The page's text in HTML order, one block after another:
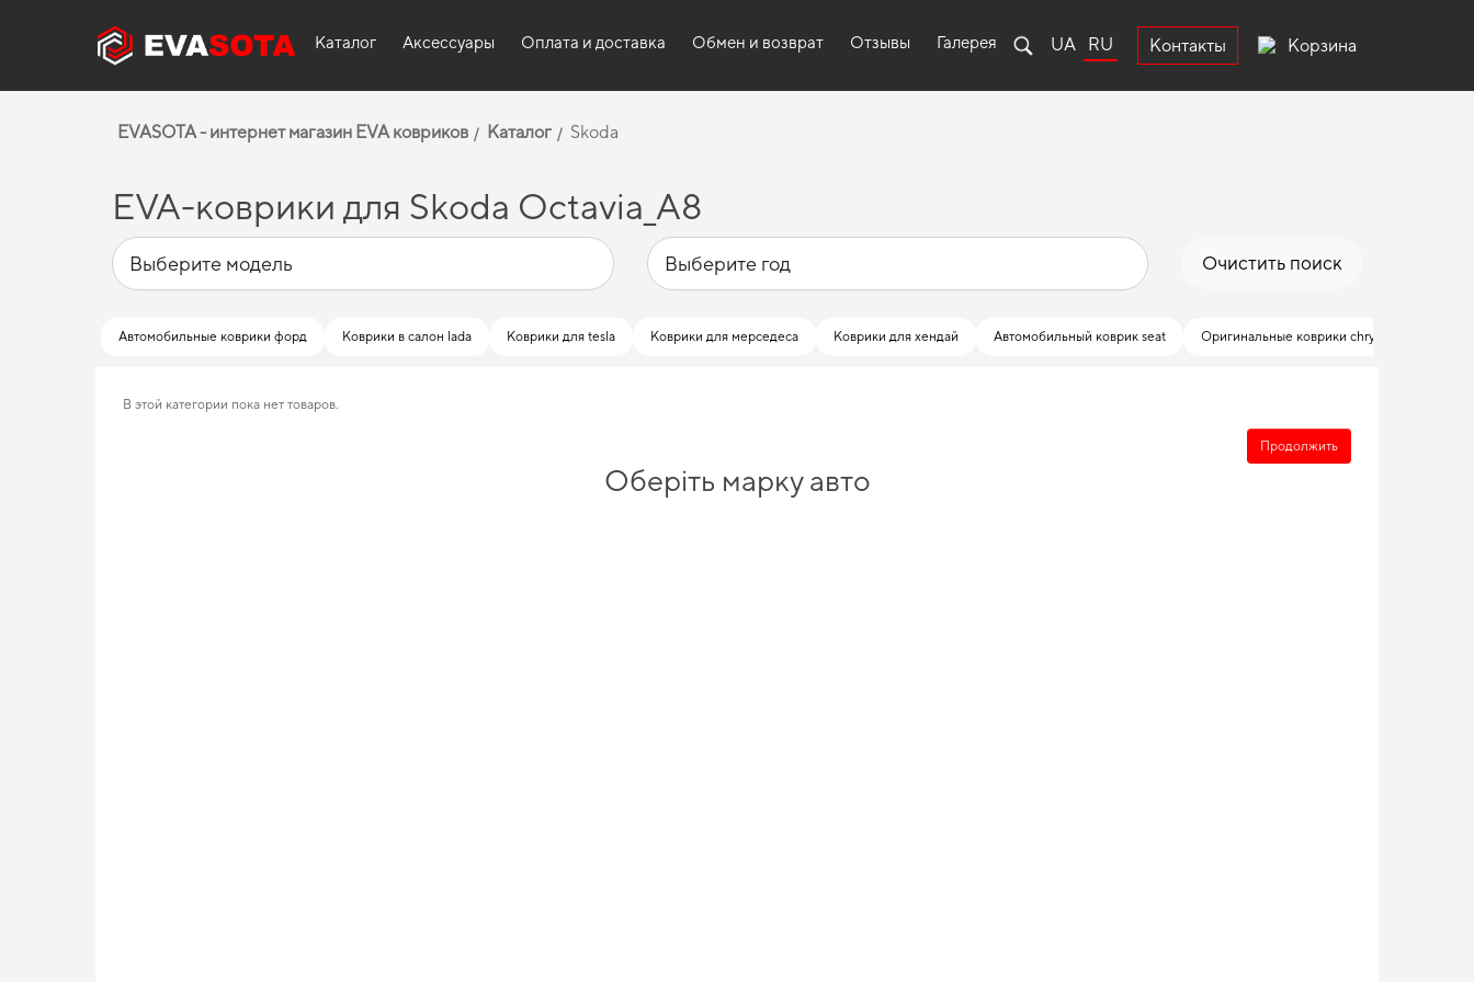
Каталог Аксессуары Оплата и доставка Обмен и возврат Отзывы Галерея UA RU Контакты Корзина
EVASOTA - интернет магазин EVA ковриков Каталог Skoda
EVA-коврики для Skoda Octavia_A8
Очистить поиск
Автомобильные коврики форд Коврики в салон lada Коврики для tesla Коврики для мерседеса Коврики для хендай Автомобильный коврик seat Оригинальные коврики chrysler
В этой категории пока нет товаров.
Продолжить